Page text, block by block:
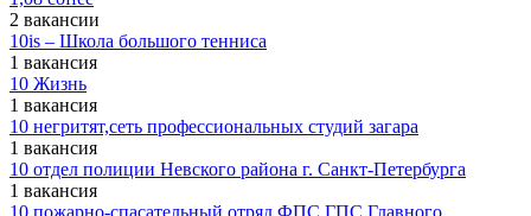
2 вакансии
10is – Школа большого тенниса
1 вакансия
10 Жизнь
1 вакансия
10 негритят,сеть профессиональных студий загара
1 вакансия
10 отдел полиции Невского района г. Санкт-Петербурга
1 вакансия
10 пожарно-спасательный отряд ФПС ГПС Главного